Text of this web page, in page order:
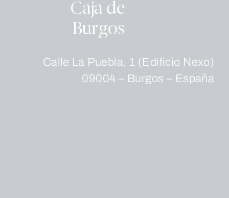
Caja de
Burgos
Calle La Puebla, 1 (Edificio Nexo)
09004 – Burgos – España